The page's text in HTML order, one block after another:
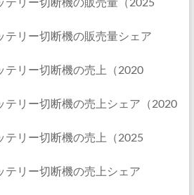
テリー切断機の販売量シェア
テリー切断機の売上（2020
テリー切断機の売上シェア（2020
テリー切断機の売上（2025
テリー切断機の売上シェア